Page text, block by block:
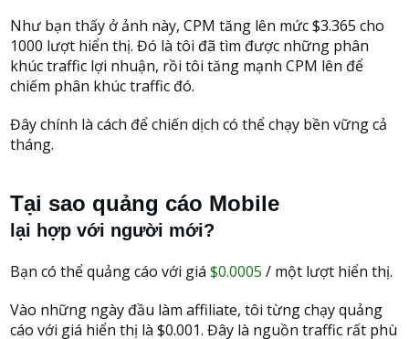
Như bạn thấy ở ảnh này, CPM tăng lên mức $3.365 cho
1000 lượt hiển thị. Đó là tôi đã tìm được những phân
khúc traffic lợi nhuận, rồi tôi tăng mạnh CPM lên để
chiếm phân khúc traffic đó.
Đây chính là cách để chiến dịch có thể chạy bền vững cả
tháng.
Tại sao quảng cáo Mobile
lại hợp với người mới?
Bạn có thể quảng cáo với giá $0.0005 / một lượt hiển thị.
Vào những ngày đầu làm affiliate, tôi từng chạy quảng
cáo với giá hiển thị là $0.001. Đây là nguồn traffic rất phù